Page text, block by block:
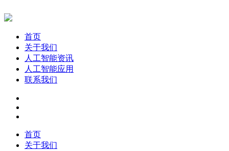
首页
关于我们
人工智能资讯
人工智能应用
联系我们
首页
关于我们